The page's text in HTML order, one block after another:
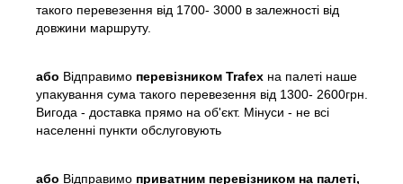
такого перевезення від 1700- 3000 в залежності від
довжини маршруту.
або Відправимо перевізником Trafex на палеті наше
упакування сума такого перевезення від 1300- 2600грн.
Вигода - доставка прямо на об'єкт. Мінуси - не всі
населенні пункти обслуговують
або Відправимо приватним перевізником на палеті,